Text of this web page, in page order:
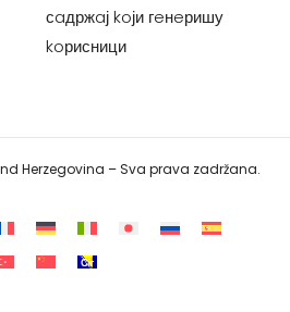
сaдржaј koји гeнeришу
koрисници
Herzegovina – Sva prava zadržana.